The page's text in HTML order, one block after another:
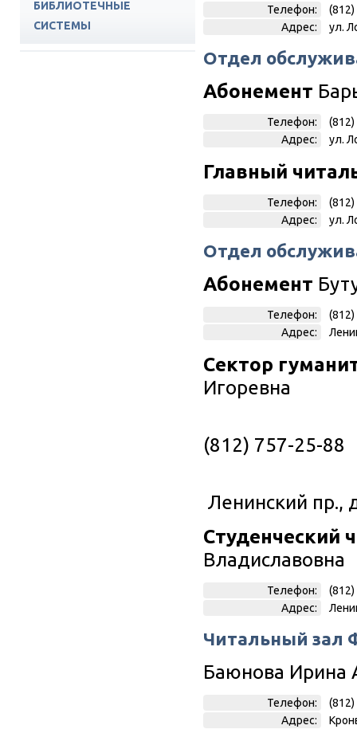
БИБЛИОТЕЧНЫЕ
СИСТЕМЫ
Телефон:
Адрес:
ул.
Отдел
Абонемент
Телефон:
Адрес:
ул.
Главный
Телефон:
Адрес:
ул.
Отдел
Абонемент
Телефон:
Адрес:
Сектор
Игоревна
(812) 757-25-88
Ленинский пр.,
Студенческий
Владиславовна
Телефон:
Адрес:
Читальный зал
Баюнова Ирина
Телефон:
Адрес: